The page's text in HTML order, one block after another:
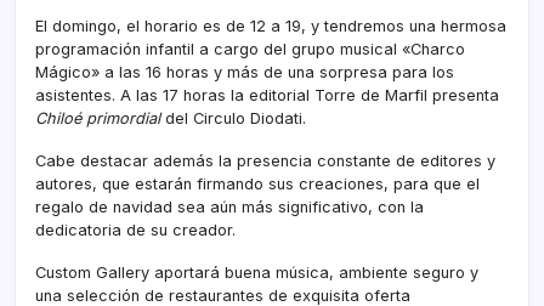
El domingo, el horario es de 12 a 19, y tendremos una hermosa
programación infantil a cargo del grupo musical «Charco
Mágico» a las 16 horas y más de una sorpresa para los
asistentes. A las 17 horas la editorial Torre de Marfil presenta
Chiloé primordialdel Circulo Diodati.
Cabe destacar además la presencia constante de editores y
autores, que estarán firmando sus creaciones, para que el
regalo de navidad sea aún más significativo, con la
dedicatoria de su creador.
Custom Gallery aportará buena música, ambiente seguro y
una selección de restaurantes de exquisita oferta